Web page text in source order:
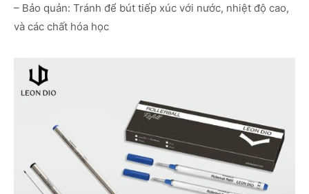
– Bảo quản: Tránh để bút tiếp xúc với nước, nhiệt độ cao,
và các chất hóa học